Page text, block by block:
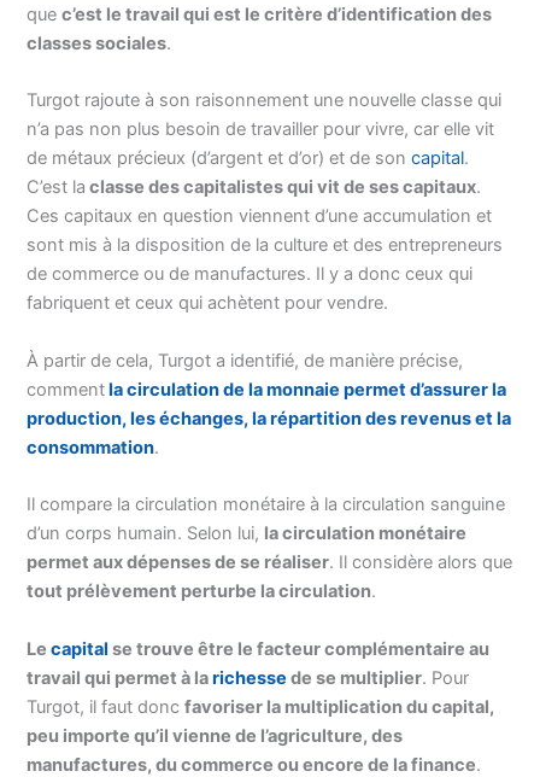
quec’est le travail qui est le critère d’identification des
classes sociales.
Turgot rajoute à son raisonnement une nouvelle classe qui
n’a pas non plus besoin de travailler pour vivre, car elle vit
de métaux précieux (d’argent et d’or) et de soncapital.
C’est la classe des capitalistes qui vit de ses capitaux.
Ces capitaux en question viennent d’une accumulation et
sont mis à la disposition de la culture et des entrepreneurs
de commerce ou de manufactures. Il y a donc ceux qui
fabriquent et ceux qui achètent pour vendre.
À partir de cela, Turgot a identifié, de manière précise,
commentla circulation de la monnaie permet d’assurer la
production, les échanges, la répartition des revenus et la
consommation.
Il compare la circulation monétaire à la circulation sanguine
d’un corps humain. Selon lui, la circulation monétaire
permet aux dépenses de se réaliser. Il considère alors que
tout prélèvement perturbe la circulation.
Lecapital se trouve être le facteur complémentaire au
travail qui permet à larichesse de se multiplier. Pour
Turgot, il faut doncfavoriser la multiplication du capital,
peu importe qu’il vienne de l’agriculture, des
manufactures, du commerce ou encore de la finance.